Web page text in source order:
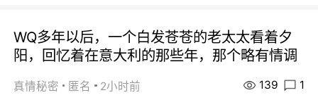
WQ多年以后，一个白发苍苍的老太太看着夕
阳，回忆着在意大利的那些年，那个略有情调
真情秘密 匿名 2小时前 139 1